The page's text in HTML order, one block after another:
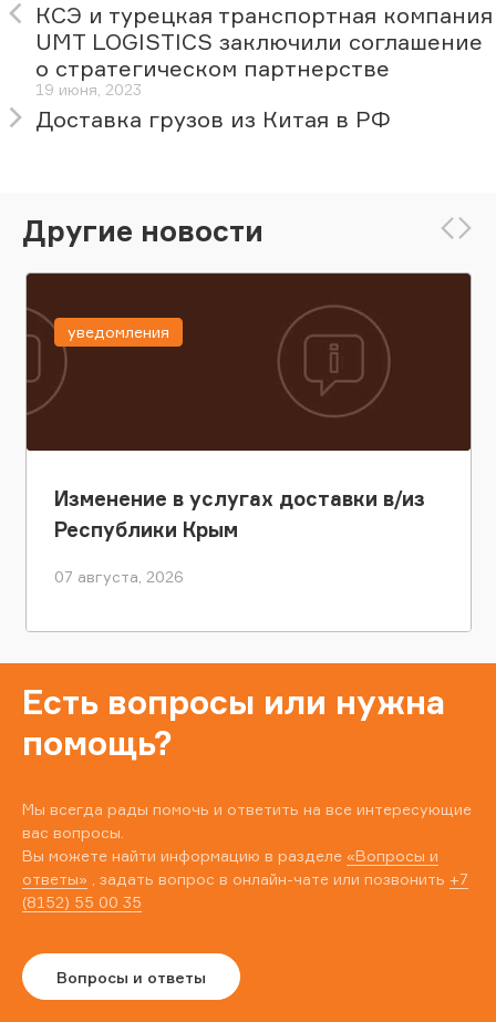
КСЭ и турецкая транспортная компания
UMT LOGISTICS заключили соглашение
о стратегическом партнерстве
19 июня, 2023
Доставка грузов из Китая в РФ
Другие новости
Изменение в услугах доставки в/из
Республики Крым
07 августа, 2026
уведомления
Есть вопросы или нужна
помощь?
Мы всегда рады помочь и ответить на все интересующие
вас вопросы.
Вы можете найти информацию в разделе «Вопросы и
ответы» , задать вопрос в онлайн-чате или позвонить +7
(8152) 55 00 35
Вопросы и ответы